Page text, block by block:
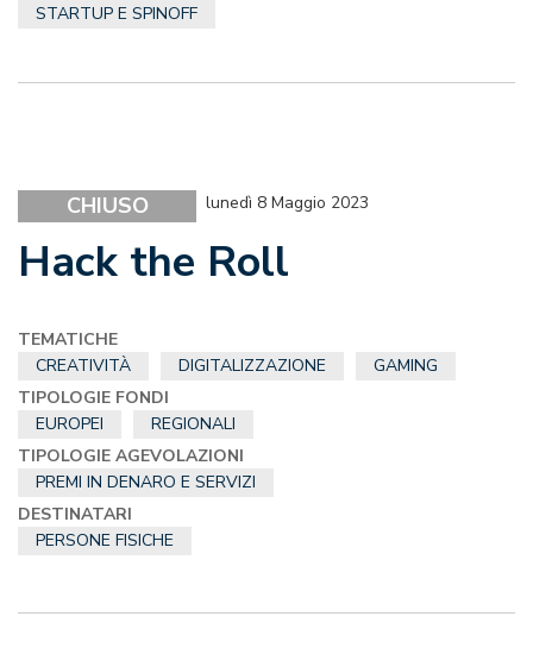
STARTUP E SPINOFF
CHIUSO lunedì 8 Maggio 2023
Hack the Roll
TEMATICHE
CREATIVITÀ
DIGITALIZZAZIONE
GAMING
TIPOLOGIE FONDI
EUROPEI
REGIONALI
TIPOLOGIE AGEVOLAZIONI
PREMI IN DENARO E SERVIZI
DESTINATARI
PERSONE FISICHE